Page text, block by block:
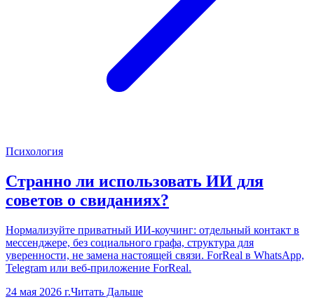
Психология
Странно ли использовать ИИ для
советов о свиданиях?
Нормализуйте приватный ИИ-коучинг: отдельный контакт в
мессенджере, без социального графа, структура для
уверенности, не замена настоящей связи. ForReal в WhatsApp,
Telegram или веб-приложение ForReal.
24 мая 2026 г.Читать Дальше